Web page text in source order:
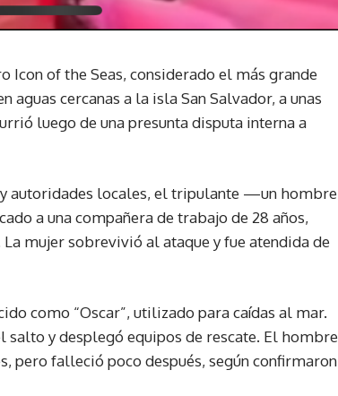
of the Seas, considerado el más grande
cercanas a la isla San Salvador, a unas
luego de una presunta disputa interna a
autoridades locales, el tripulante —un hombre
a una compañera de trabajo de 28 años,
mujer sobrevivió al ataque y fue atendida de
como “Oscar”, utilizado para caídas al mar.
salto y desplegó equipos de rescate. El hombre
pero falleció poco después, según confirmaron